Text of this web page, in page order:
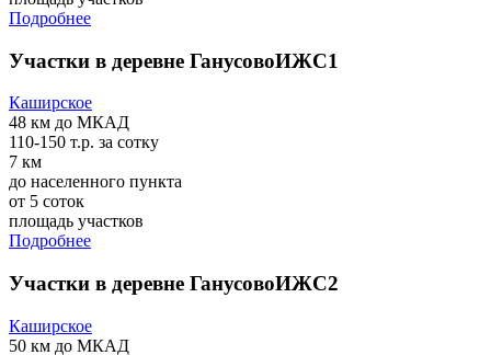
Подробнее
Участки в деревне ГанусовоИЖС1
Каширское
48 км до МКАД
110-150 т.р. за сотку
7 км
до населенного пункта
от 5 соток
площадь участков
Подробнее
Участки в деревне ГанусовоИЖС2
Каширское
50 км до МКАД